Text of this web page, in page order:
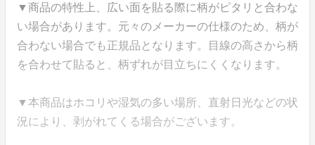
▼商品の特性上、広い面を貼る際に柄がピタリと合わな
い場合があります。元々のメーカーの仕様のため、柄が
合わない場合でも正規品となります。目線の高さから柄
を合わせて貼ると、柄ずれが目立ちにくくなります。
▼本商品はホコリや湿気の多い場所、直射日光などの状
況により、剥がれてくる場合がございます。